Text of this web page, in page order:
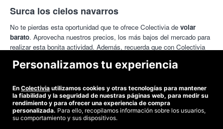
Surca los cielos navarros
No te pierdas esta oportunidad que te ofrece Colectivia de volar
barato. Aprovecha nuestros precios, los más bajos del mercado para
realizar esta bonita actividad. Además, recuerda que con Colectivia
muchas localidades: Madrid, Barcelona, País Vasco, Andalucía, etc.
para vivir otras emocionantes experiencias comoconducir un
Ferrari,hacer parapente, o inclusopuenting
Personalizamos tu experiencia
En Colectivia utilizamos cookies y otras tecnologías para mantener
la fiabilidad y la seguridad de nuestras páginas web, para medir su
rendimiento y para ofrecer una experiencia de compra
personalizada. Para ello, recopilamos información sobre los usuarios,
su comportamiento y sus dispositivos.